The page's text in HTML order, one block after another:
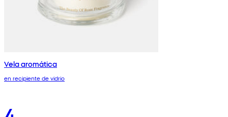
Vela aromática
en recipiente de vidrio